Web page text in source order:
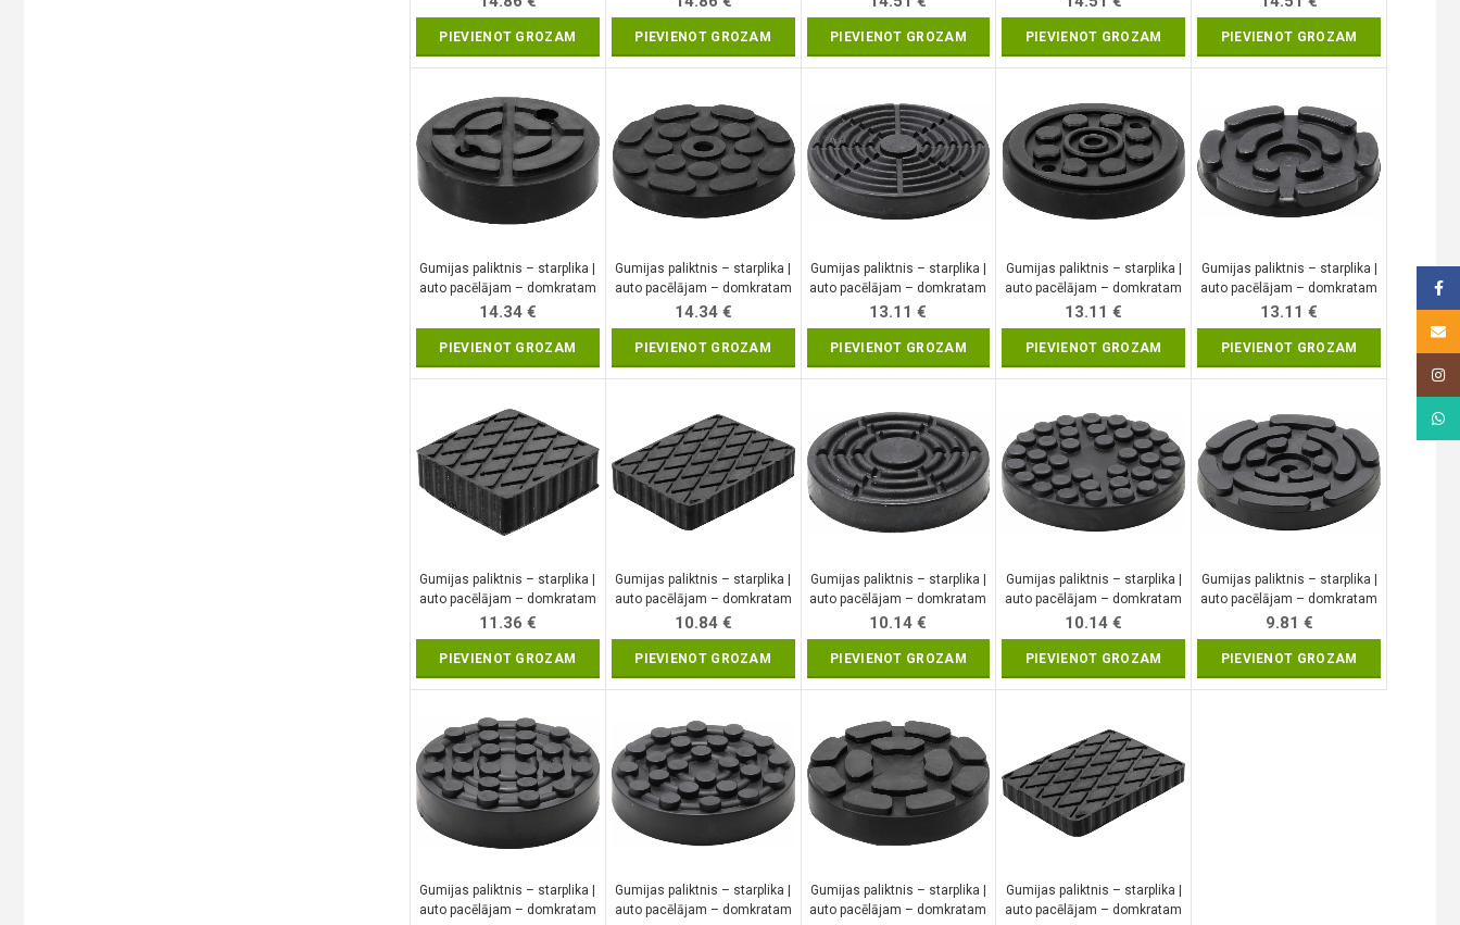
PIEVIENOT GROZAM PIEVIENOT GROZAM PIEVIENOT GROZAM PIEVIENOT GROZAM PIEVIENOT GROZAM
Gumijas paliktnis – starplika |
auto pacēlājam – domkratam
| Ø 120 mm (7049)
14.34 €
PIEVIENOT GROZAM
Gumijas paliktnis – starplika |
auto pacēlājam – domkratam
| Ø 120 mm (7050)
14.34 €
PIEVIENOT GROZAM
Gumijas paliktnis – starplika |
auto pacēlājam – domkratam
| Ø 160 mm (6475)
13.11€
PIEVIENOT GROZAM
Gumijas paliktnis – starplika |
auto pacēlājam – domkratam
| Ø 120 mm (7052)
13.11€
PIEVIENOT GROZAM
Gumijas paliktnis – starplika |
auto pacēlājam – domkratam
| Ø 145 mm (6473)
13.11€
PIEVIENOT GROZAM
Gumijas paliktnis – starplika |
auto pacēlājam – domkratam
| 116.5 x 116.5 x 36.5 mm
(7037)
11.36 €
PIEVIENOT GROZAM
Gumijas paliktnis – starplika |
auto pacēlājam – domkratam
| 160 x 120 x 30 mm (7006)
10.84 €
PIEVIENOT GROZAM
Gumijas paliktnis – starplika |
auto pacēlājam – domkratam
| Ø 100 mm (6470)
10.14€
PIEVIENOT GROZAM
Gumijas paliktnis – starplika |
auto pacēlājam – domkratam
| Ø 145 mm (6474)
10.14€
PIEVIENOT GROZAM
Gumijas paliktnis – starplika |
auto pacēlājam – domkratam
| Ø 140 mm (6477)
9.81 €
PIEVIENOT GROZAM
Gumijas paliktnis – starplika |
auto pacēlājam – domkratam
Gumijas paliktnis – starplika |
auto pacēlājam – domkratam
Gumijas paliktnis – starplika |
auto pacēlājam – domkratam
Gumijas paliktnis – starplika |
auto pacēlājam – domkratam
Email